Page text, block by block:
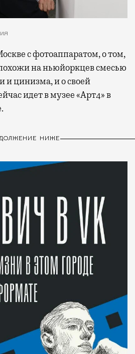
на ньюйоркцев смесью
и цинизма, и о своей
идет в музее «Арт4» в
НИЖЕ